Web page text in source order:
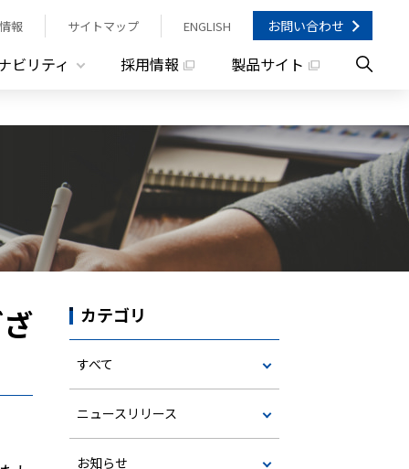
報 サイトマップ ENGLISH お問い合わせ
ビリティ 採用情報 製品サイト
カテゴリ
すべて
ニュースリリース
お知らせ